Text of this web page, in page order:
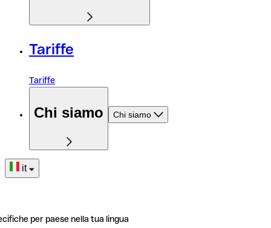
Tariffe
Tariffe
Chi siamo Chi siamo
it
per paese nella tua lingua